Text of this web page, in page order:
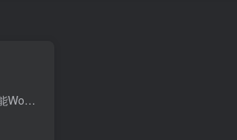
WordPress模板伪原创插件 简单介绍 一款智能WordPress插件，自动为网站模板添加唯一标识，防止被搜索引擎识别为站群模板。 核心功能 ✓ 智能Class添加 – 自动生成唯一class属性...